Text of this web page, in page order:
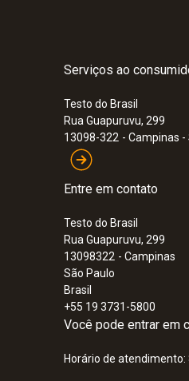
Serviços ao
Testo do Brasil
Rua Guapuruvu, 299
13098-322 - Campinas -
Entre em contato
Testo do Brasil
Rua Guapuruvu, 299
13098322 - Campinas
São Paulo
Brasil
+55 19 3731-5800
Você pode entrar em
Horário de atendimento: